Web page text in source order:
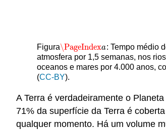
Figura\PageIndexa
\PageIndexa: Tempo médio
atmosfera por 1,5 semanas, nos
oceanos e mares por 4.000 anos,
(CC-BY).
A Terra é verdadeiramente o
71% da superfície da Terra é
qualquer momento. Há um volume